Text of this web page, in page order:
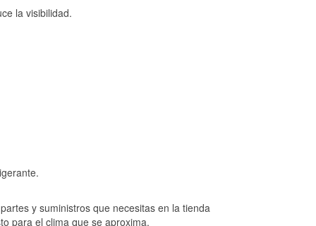
la visibilidad.
y suministros que necesitas en la tienda
para el clima que se aproxima.